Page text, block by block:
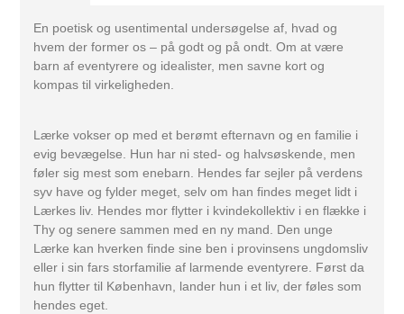
En poetisk og usentimental undersøgelse af, hvad og
hvem der former os – på godt og på ondt. Om at være
barn af eventyrere og idealister, men savne kort og
kompas til virkeligheden.
Lærke vokser op med et berømt efternavn og en familie i
evig bevægelse. Hun har ni sted- og halvsøskende, men
føler sig mest som enebarn. Hendes far sejler på verdens
syv have og fylder meget, selv om han findes meget lidt i
Lærkes liv. Hendes mor flytter i kvindekollektiv i en flække i
Thy og senere sammen med en ny mand. Den unge
Lærke kan hverken finde sine ben i provinsens ungdomsliv
eller i sin fars storfamilie af larmende eventyrere. Først da
hun flytter til København, lander hun i et liv, der føles som
hendes eget.